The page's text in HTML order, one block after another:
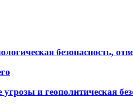
безопасность,
и геополитическая